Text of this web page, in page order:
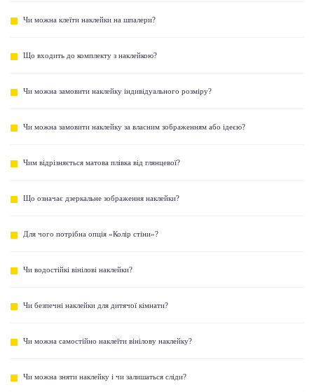
Чи можна клеїти наклейки на шпалери?
Що входить до комплекту з наклейкою?
Чи можна замовити наклейку індивідуального розміру?
Чи можна замовити наклейку за власним зображенням або ідеєю?
Чим відрізняється матова плівка від глянцевої?
Що означає дзеркальне зображення наклейки?
Для чого потрібна опція «Колір стіни»?
Чи водостійкі вінілові наклейки?
Чи безпечні наклейки для дитячої кімнати?
Чи можна самостійно наклеїти вінілову наклейку?
Чи можна зняти наклейку і чи залишаться сліди?